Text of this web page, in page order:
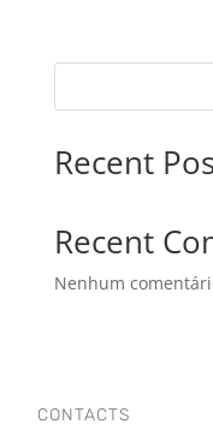
Recent
Recent
Nenhum
CONTACTS